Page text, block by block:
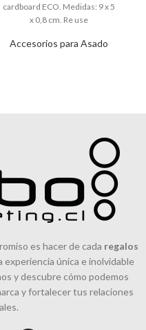
Accesorios para Asado
cardboard ECO. Medidas: 9 x 5
x 0,8 cm. Re use
es hacer de cada regalos
experiencia única e inolvidable
y descubre cómo podemos
y fortalecer tus relaciones